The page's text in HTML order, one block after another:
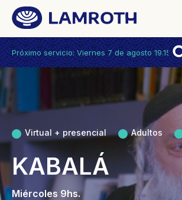
Próximo servicio: Viernes 7 de agosto 19.15hs.
Virtual + presencial Adultos
KABALÁ
Miércoles 9hs.